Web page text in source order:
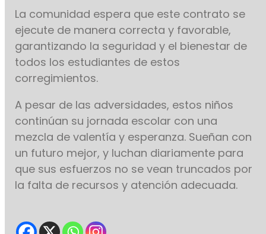
La comunidad espera que este contrato se
ejecute de manera correcta y favorable,
garantizando la seguridad y el bienestar de
todos los estudiantes de estos
corregimientos.
A pesar de las adversidades, estos niños
continúan su jornada escolar con una
mezcla de valentía y esperanza. Sueñan con
un futuro mejor, y luchan diariamente para
que sus esfuerzos no se vean truncados por
la falta de recursos y atención adecuada.